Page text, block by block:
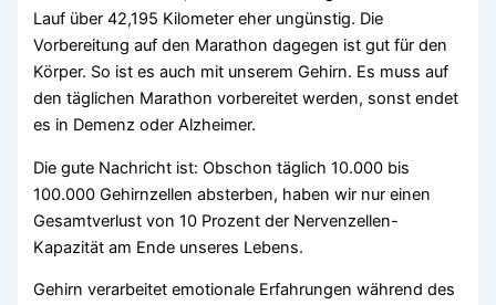
Lauf über 42,195 Kilometer eher ungünstig. Die
Vorbereitung auf den Marathon dagegen ist gut für den
Körper. So ist es auch mit unserem Gehirn. Es muss auf
den täglichen Marathon vorbereitet werden, sonst endet
es in Demenz oder Alzheimer.
Die gute Nachricht ist: Obschon täglich 10.000 bis
100.000 Gehirnzellen absterben, haben wir nur einen
Gesamtverlust von 10 Prozent der Nervenzellen-
Kapazität am Ende unseres Lebens.
Gehirn verarbeitet emotionale Erfahrungen während des